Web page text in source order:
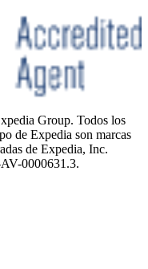
Group. Todos los
de Expedia son marcas
de Expedia, Inc.
0000631.3.